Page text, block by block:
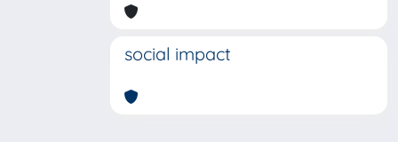
social impact